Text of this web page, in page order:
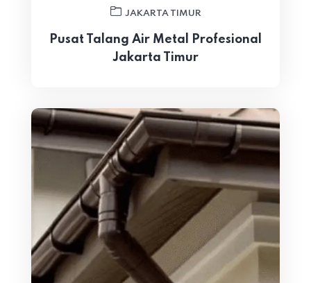
JAKARTA TIMUR
Pusat Talang Air Metal Profesional
Jakarta Timur